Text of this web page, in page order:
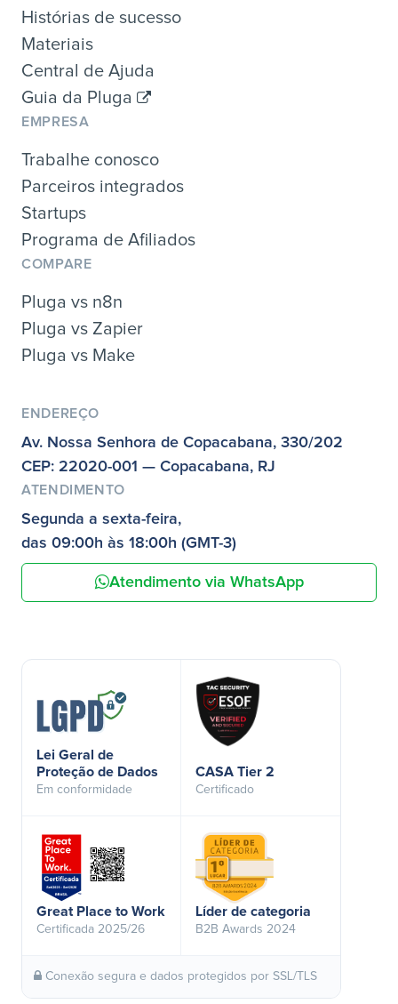
Histórias de sucesso
Materiais
Central de Ajuda
Guia da Pluga
EMPRESA
Trabalhe conosco
Parceiros integrados
Startups
Programa de Afiliados
COMPARE
Pluga vs n8n
Pluga vs Zapier
Pluga vs Make
ENDEREÇO
Av. Nossa Senhora de Copacabana, 330/202
CEP: 22020-001 — Copacabana, RJ
ATENDIMENTO
Segunda a sexta-feira,
das 09:00h às 18:00h (GMT-3)
Atendimento via WhatsApp
Lei Geral de
Proteção de Dados
Em conformidade
CASA Tier 2
Certificado
Great Place to Work
Certificada 2025/26
Líder de categoria
B2B Awards 2024
Conexão segura e dados protegidos por SSL/TLS